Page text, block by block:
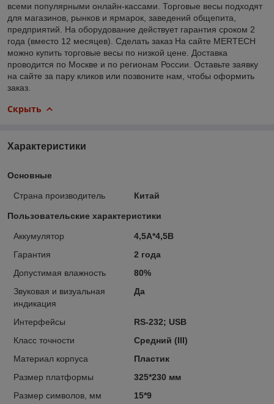
всеми популярными онлайн-кассами. Торговые весы подходят
для магазинов, рынков и ярмарок, заведений общепита,
предприятий. На оборудование действует гарантия сроком 2
года (вместо 12 месяцев). Сделать заказ На сайте MERTECH
можно купить торговые весы по низкой цене. Доставка
проводится по Москве и по регионам России. Оставьте заявку
на сайте за пару кликов или позвоните нам, чтобы оформить
заказ.
Скрыть
Характеристики
Основные
Страна производитель Китай
Пользовательские характеристики
Аккумулятор
4,5А*4,5В
Гарантия
2 года
Допустимая влажность
80%
Звуковая и визуальная
индикация
Да
Интерфейсы
RS-232; USB
Класс точности
Средний (III)
Материал корпуса
Пластик
Размер платформы
325*230 мм
Размер символов, мм
15*9